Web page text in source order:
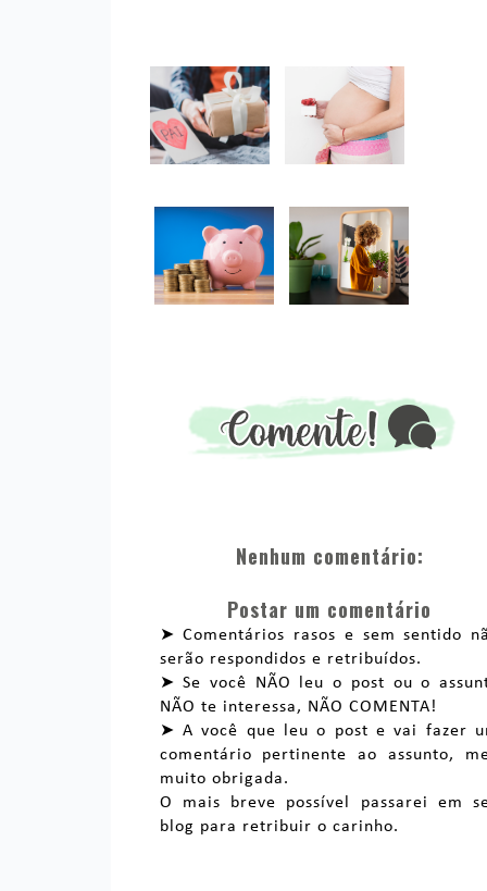
Nenhum comentário:
Postar um comentário
➤ Comentários rasos e sem sentido
serão respondidos e retribuídos.
➤ Se você NÃO leu o post ou o
NÃO te interessa, NÃO COMENTA!
➤ A você que leu o post e vai fazer
comentário pertinente ao assunto,
muito obrigada.
O mais breve possível passarei em
blog para retribuir o carinho.